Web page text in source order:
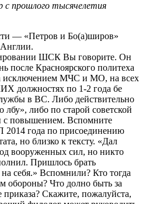
с прошлого тысячелетия
— «Петров и Бо(а)широв»
Англии.
ШСК Вы говорите. Он
после Красноярского политеха
исключением МЧС и МО, на всех
должностях по 1-2 года бе
в ВС. Либо действительно
лбу», либо по старой советской
с повышением. Вспомните
года по присоединению
но близко к тексту. «Дал
вооруженных сил, но никто
Пришлось брать
себя.» Вспомнили? Кто тогда
обороны? Что долно быть за
Скажите, пожалуйста,